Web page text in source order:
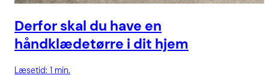
Derfor skal du have en
håndklædetørre i dit hjem
Læsetid: 1 min.